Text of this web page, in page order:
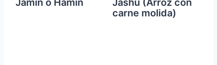
Jamin o Hamin
Jashu (Arroz con
carne molida)